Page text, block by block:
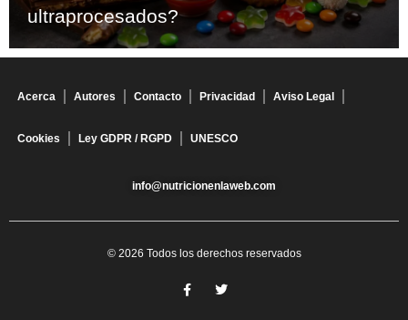
ultraprocesados?
Acerca Autores Contacto Privacidad Aviso Legal
Cookies Ley GDPR / RGPD UNESCO
info@nutricionenlaweb.com
© 2026 Todos los derechos reservados